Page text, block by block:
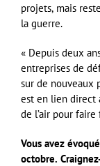
projets, mais
la guerre.
« Depuis deux
entreprises de
sur de nouveaux
est en lien direct
de l’air pour
Vous avez
octobre.